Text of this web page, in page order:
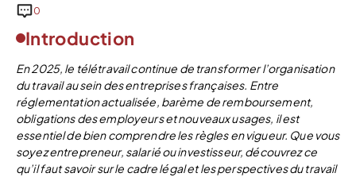
0
Introduction
En 2025, le télétravail continue de transformer l’organisation
du travail au sein des entreprises françaises. Entre
réglementation actualisée, barème de remboursement,
obligations des employeurs et nouveaux usages, il est
essentiel de bien comprendre les règles en vigueur. Que vous
soyez entrepreneur, salarié ou investisseur, découvrez ce
qu’il faut savoir sur le cadre légal et les perspectives du travail